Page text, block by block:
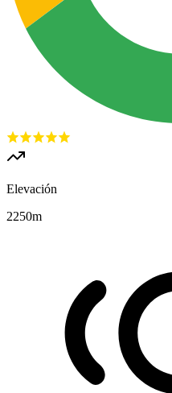
Elevación
2250m